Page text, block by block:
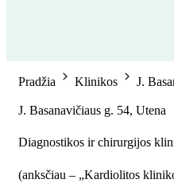
Pradžia Klinikos J.
J. Basanavičiaus g. 54, Utena
Diagnostikos ir chirurgijos
(anksčiau – „Kardiolitos